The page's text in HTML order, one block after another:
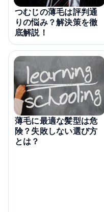
つむじの薄毛は評判通
りの悩み？解決策を徹
底解説！
薄毛に最適な髪型は危
険？失敗しない選び方
とは？